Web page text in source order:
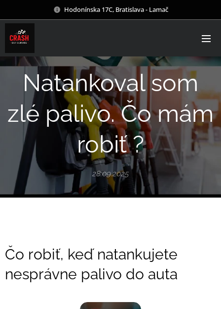
Hodonínska 17C, Bratislava - Lamač
Natankoval som
zlé palivo. Čo mám
robiť ?
28.09.2025
Čo robiť, keď natankujete
nesprávne palivo do auta